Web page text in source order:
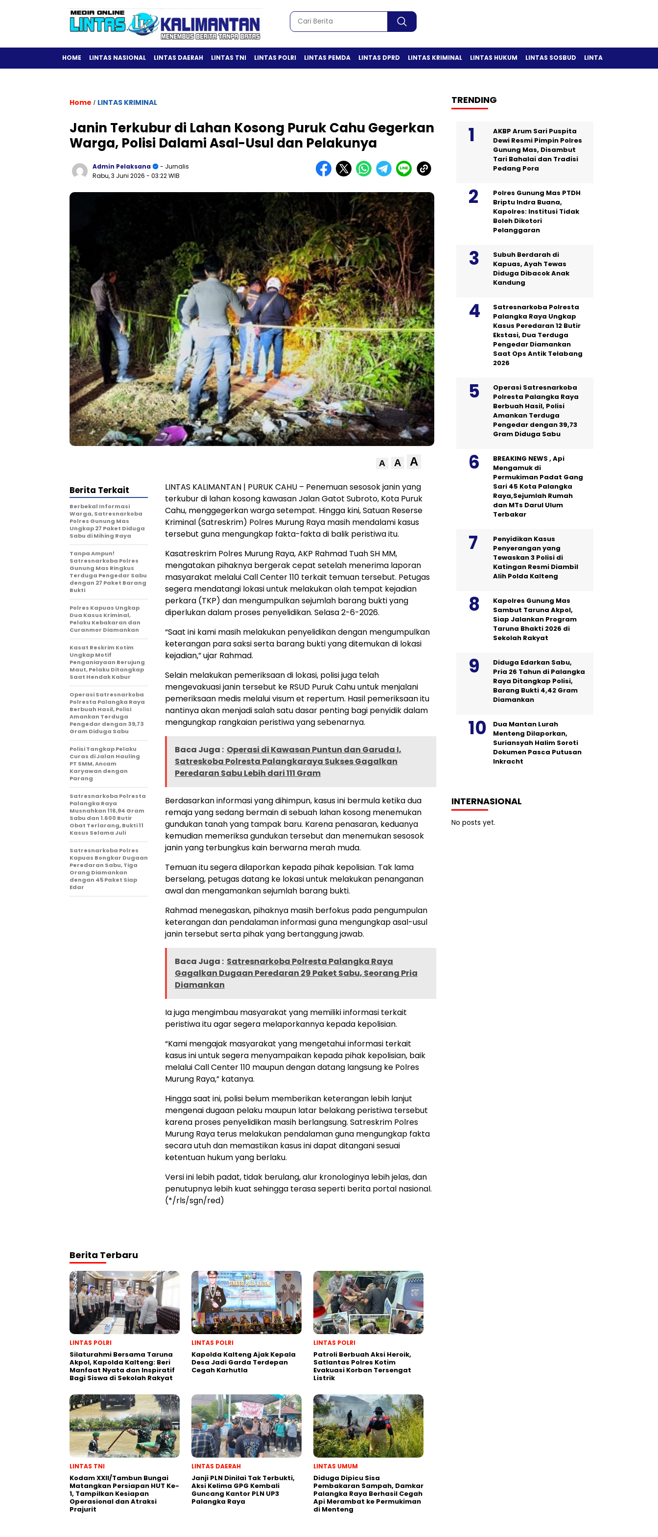
HOME LINTAS NASIONAL LINTAS DAERAH LINTAS TNI LINTAS POLRI LINTAS PEMDA LINTAS DPRD LINTAS KRIMINAL LINTAS HUKUM LINTAS SOSBUD LINTAS OLAH RAGA
Home / LINTAS KRIMINAL
Janin Terkubur di Lahan Kosong Puruk Cahu Gegerkan
Warga, Polisi Dalami Asal-Usul dan Pelakunya
Admin Pelaksana
- Jurnalis
Rabu, 3 Juni 2026 - 03:22 WIB
A A A
LINTAS KALIMANTAN | PURUK CAHU – Penemuan sesosok janin yang
terkubur di lahan kosong kawasan Jalan Gatot Subroto, Kota Puruk
Cahu, menggegerkan warga setempat. Hingga kini, Satuan Reserse
Kriminal (Satreskrim) Polres Murung Raya masih mendalami kasus
tersebut guna mengungkap fakta-fakta di balik peristiwa itu.
Kasatreskrim Polres Murung Raya, AKP Rahmad Tuah SH MM,
mengatakan pihaknya bergerak cepat setelah menerima laporan
masyarakat melalui Call Center 110 terkait temuan tersebut. Petugas
segera mendatangi lokasi untuk melakukan olah tempat kejadian
perkara (TKP) dan mengumpulkan sejumlah barang bukti yang
diperlukan dalam proses penyelidikan. Selasa 2-6-2026.
“Saat ini kami masih melakukan penyelidikan dengan mengumpulkan
keterangan para saksi serta barang bukti yang ditemukan di lokasi
kejadian,” ujar Rahmad.
Selain melakukan pemeriksaan di lokasi, polisi juga telah
mengevakuasi janin tersebut ke RSUD Puruk Cahu untuk menjalani
pemeriksaan medis melalui visum et repertum. Hasil pemeriksaan itu
nantinya akan menjadi salah satu dasar penting bagi penyidik dalam
mengungkap rangkaian peristiwa yang sebenarnya.
Baca Juga : Operasi di Kawasan Puntun dan Garuda I,
Satreskoba Polresta Palangkaraya Sukses Gagalkan
Peredaran Sabu Lebih dari 111 Gram
Berdasarkan informasi yang dihimpun, kasus ini bermula ketika dua
remaja yang sedang bermain di sebuah lahan kosong menemukan
gundukan tanah yang tampak baru. Karena penasaran, keduanya
kemudian memeriksa gundukan tersebut dan menemukan sesosok
janin yang terbungkus kain berwarna merah muda.
Temuan itu segera dilaporkan kepada pihak kepolisian. Tak lama
berselang, petugas datang ke lokasi untuk melakukan penanganan
awal dan mengamankan sejumlah barang bukti.
Rahmad menegaskan, pihaknya masih berfokus pada pengumpulan
keterangan dan pendalaman informasi guna mengungkap asal-usul
janin tersebut serta pihak yang bertanggung jawab.
Baca Juga : Satresnarkoba Polresta Palangka Raya
Gagalkan Dugaan Peredaran 29 Paket Sabu, Seorang Pria
Diamankan
Ia juga mengimbau masyarakat yang memiliki informasi terkait
peristiwa itu agar segera melaporkannya kepada kepolisian.
“Kami mengajak masyarakat yang mengetahui informasi terkait
kasus ini untuk segera menyampaikan kepada pihak kepolisian, baik
melalui Call Center 110 maupun dengan datang langsung ke Polres
Murung Raya,” katanya.
Hingga saat ini, polisi belum memberikan keterangan lebih lanjut
mengenai dugaan pelaku maupun latar belakang peristiwa tersebut
karena proses penyelidikan masih berlangsung. Satreskrim Polres
Murung Raya terus melakukan pendalaman guna mengungkap fakta
secara utuh dan memastikan kasus ini dapat ditangani sesuai
ketentuan hukum yang berlaku.
Versi ini lebih padat, tidak berulang, alur kronologinya lebih jelas, dan
penutupnya lebih kuat sehingga terasa seperti berita portal nasional.
(*/rls/sgn/red)
Berita Terkait
Berbekal Informasi
Warga, Satresnarkoba
Polres Gunung Mas
Ungkap 27 Paket Diduga
Sabu di Mihing Raya
Tanpa Ampun!
Satresnarkoba Polres
Gunung Mas Ringkus
Terduga Pengedar Sabu
dengan 27 Paket Barang
Bukti
Polres Kapuas Ungkap
Dua Kasus Kriminal,
Pelaku Kebakaran dan
Curanmor Diamankan
Kasat Reskrim Kotim
Ungkap Motif
Penganiayaan Berujung
Maut, Pelaku Ditangkap
Saat Hendak Kabur
Operasi Satresnarkoba
Polresta Palangka Raya
Berbuah Hasil, Polisi
Amankan Terduga
Pengedar dengan 39,73
Gram Diduga Sabu
Polisi Tangkap Pelaku
Curas di Jalan Hauling
PT SMM, Ancam
Karyawan dengan
Parang
Satresnarkoba Polresta
Palangka Raya
Musnahkan 116,94 Gram
Sabu dan 1.600 Butir
Obat Terlarang, Bukti 11
Kasus Selama Juli
Satresnarkoba Polres
Kapuas Bongkar Dugaan
Peredaran Sabu, Tiga
Orang Diamankan
dengan 45 Paket Siap
Edar
Berita Terbaru
LINTAS POLRI
Silaturahmi Bersama Taruna
Akpol, Kapolda Kalteng: Beri
Manfaat Nyata dan Inspiratif
Bagi Siswa di Sekolah Rakyat
LINTAS POLRI
Kapolda Kalteng Ajak Kepala
Desa Jadi Garda Terdepan
Cegah Karhutla
LINTAS POLRI
Patroli Berbuah Aksi Heroik,
Satlantas Polres Kotim
Evakuasi Korban Tersengat
Listrik
LINTAS TNI
Kodam XXII/Tambun Bungai
Matangkan Persiapan HUT Ke-
1, Tampilkan Kesiapan
Operasional dan Atraksi
Prajurit
LINTAS DAERAH
Janji PLN Dinilai Tak Terbukti,
Aksi Kelima GPG Kembali
Guncang Kantor PLN UP3
Palangka Raya
LINTAS UMUM
Diduga Dipicu Sisa
Pembakaran Sampah, Damkar
Palangka Raya Berhasil Cegah
Api Merambat ke Permukiman
di Menteng
TRENDING
AKBP Arum Sari Puspita
Dewi Resmi Pimpin Polres
Gunung Mas, Disambut
Tari Bahalai dan Tradisi
Pedang Pora
Polres Gunung Mas PTDH
Briptu Indra Buana,
Kapolres: Institusi Tidak
Boleh Dikotori
Pelanggaran
Subuh Berdarah di
Kapuas, Ayah Tewas
Diduga Dibacok Anak
Kandung
Satresnarkoba Polresta
Palangka Raya Ungkap
Kasus Peredaran 12 Butir
Ekstasi, Dua Terduga
Pengedar Diamankan
Saat Ops Antik Telabang
2026
Operasi Satresnarkoba
Polresta Palangka Raya
Berbuah Hasil, Polisi
Amankan Terduga
Pengedar dengan 39,73
Gram Diduga Sabu
BREAKING NEWS , Api
Mengamuk di
Permukiman Padat Gang
Sari 45 Kota Palangka
Raya,Sejumlah Rumah
dan MTs Darul Ulum
Terbakar
Penyidikan Kasus
Penyerangan yang
Tewaskan 3 Polisi di
Katingan Resmi Diambil
Alih Polda Kalteng
Kapolres Gunung Mas
Sambut Taruna Akpol,
Siap Jalankan Program
Taruna Bhakti 2026 di
Sekolah Rakyat
Diduga Edarkan Sabu,
Pria 26 Tahun di Palangka
Raya Ditangkap Polisi,
Barang Bukti 4,42 Gram
Diamankan
Dua Mantan Lurah
Menteng Dilaporkan,
Suriansyah Halim Soroti
Dokumen Pasca Putusan
Inkracht
INTERNASIONAL
No posts yet.